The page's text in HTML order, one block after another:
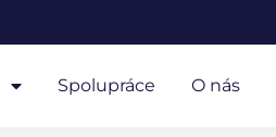
Spolupráce O nás